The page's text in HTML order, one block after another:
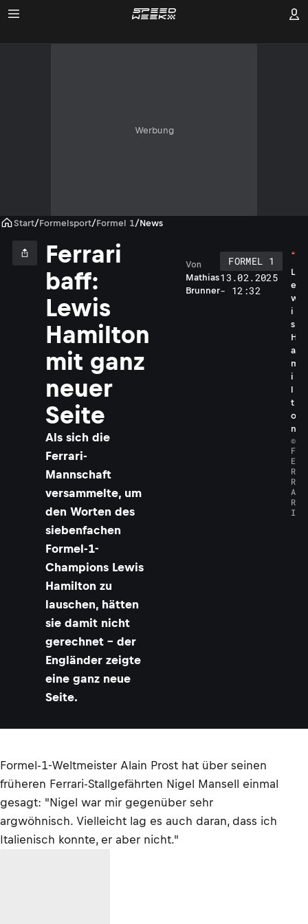
Werbung
Start/Formelsport/Formel 1/News
Ferrari
baff:
Lewis
Hamilton
mit ganz
neuer
Seite
​Als sich die
Ferrari-
Mannschaft
versammelte, um
den Worten des
siebenfachen
Formel-1-
Champions Lewis
Hamilton zu
lauschen, hätten
sie damit nicht
gerechnet – der
Engländer zeigte
eine ganz neue
Seite.
Mathias
Brunner
Von
FORMEL 1
13.02.2025
- 12:32
L
e
w
i
s
H
a
m
i
l
t
o
n
©
F
E
R
R
A
R
I
Formel-1-Weltmeister Alain Prost hat über seinen
früheren Ferrari-Stallgefährten Nigel Mansell einmal
gesagt: "Nigel war mir gegenüber sehr
argwöhnisch. Vielleicht lag es auch daran, dass ich
Italienisch konnte, er aber nicht."